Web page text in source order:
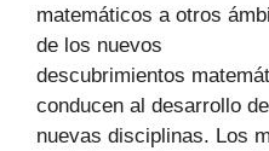
matemáticos a otros
de los nuevos
descubrimientos
conducen al desarrollo de
nuevas disciplinas. Los